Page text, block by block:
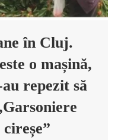
în Cluj.
o mașină,
repezit să